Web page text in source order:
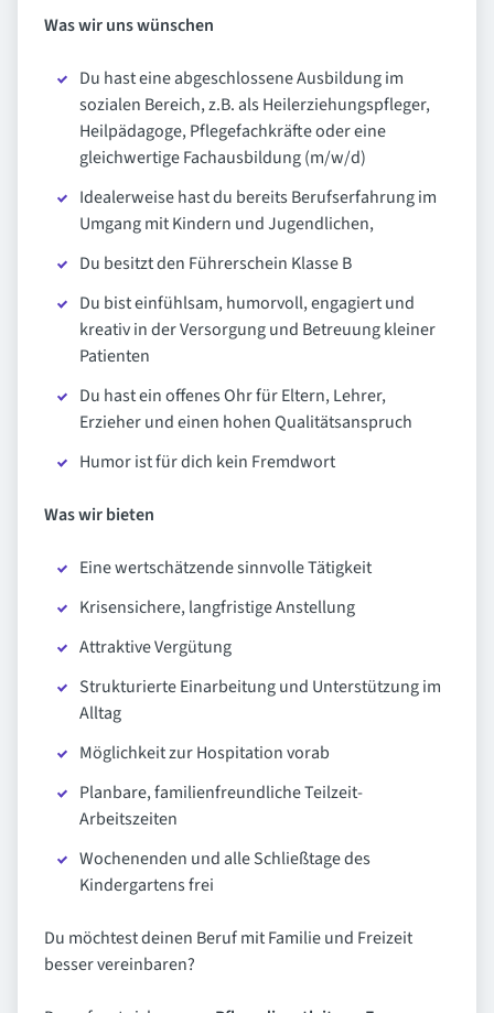
Was wir uns wünschen
Du hast eine abgeschlossene Ausbildung im
sozialen Bereich, z.B. als Heilerziehungspfleger,
Heilpädagoge, Pflegefachkräfte oder eine
gleichwertige Fachausbildung (m/w/d)
Idealerweise hast du bereits Berufserfahrung im
Umgang mit Kindern und Jugendlichen,
Du besitzt den Führerschein Klasse B
Du bist einfühlsam, humorvoll, engagiert und
kreativ in der Versorgung und Betreuung kleiner
Patienten
Du hast ein offenes Ohr für Eltern, Lehrer,
Erzieher und einen hohen Qualitätsanspruch
Humor ist für dich kein Fremdwort
Was wir bieten
Eine wertschätzende sinnvolle Tätigkeit
Krisensichere, langfristige Anstellung
Attraktive Vergütung
Strukturierte Einarbeitung und Unterstützung im
Alltag
Möglichkeit zur Hospitation vorab
Planbare, familienfreundliche Teilzeit-
Arbeitszeiten
Wochenenden und alle Schließtage des
Kindergartens frei
Du möchtest deinen Beruf mit Familie und Freizeit
besser vereinbaren?